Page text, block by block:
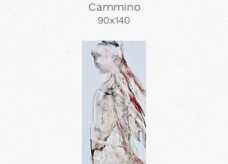
Cammino
90x140